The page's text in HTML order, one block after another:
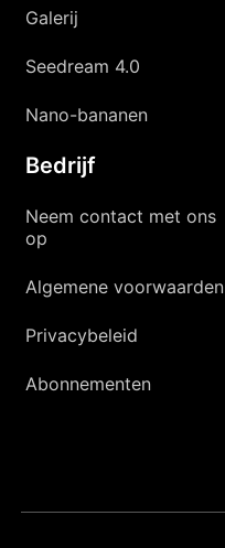
Galerij
Seedream 4.0
Nano-bananen
Bedrijf
Neem contact met ons
op
Algemene voorwaarden
Privacybeleid
Abonnementen